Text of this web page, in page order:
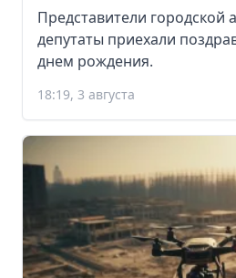
Представители городской
депутаты приехали
днем рождения.
18:19, 3 августа